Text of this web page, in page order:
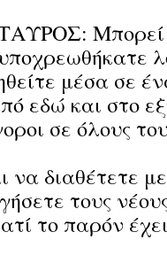
μέσα σε
εδώ και στο
σε όλους
διαθέτετε
τους
το παρόν